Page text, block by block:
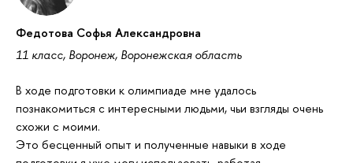
Федотова Софья Александровна
11 класс, Воронеж, Воронежская область
В ходе подготовки к олимпиаде мне удалось
познакомиться с интересными людьми, чьи взгляды очень
схожи с моими.
Это бесценный опыт и полученные навыки в ходе